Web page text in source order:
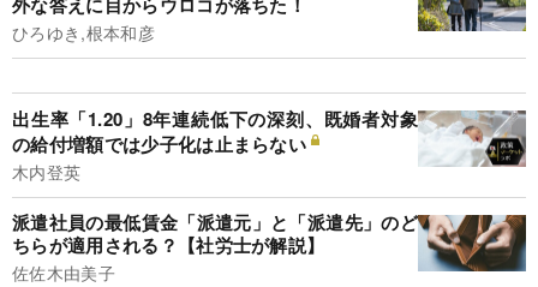
ひろゆき,根本和彦
出生率「1.20」8年連続低下の深刻、既婚者対象
の給付増額では少子化は止まらない
木内登英
派遣社員の最低賃金「派遣元」と「派遣先」のど
ちらが適用される？【社労士が解説】
佐佐木由美子